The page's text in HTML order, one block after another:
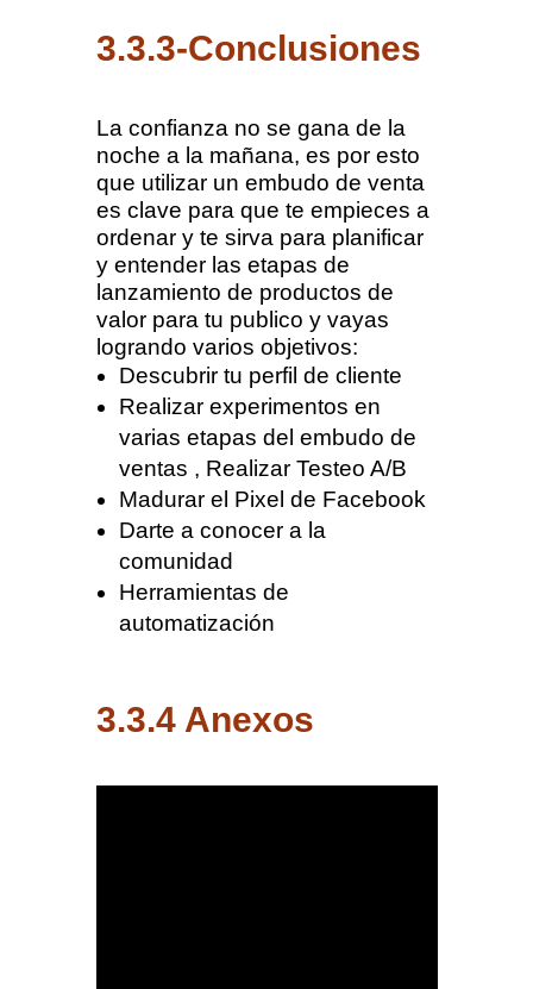
3.3.3-Conclusiones
La confianza no se gana de la
noche a la mañana, es por esto
que utilizar un embudo de venta
es clave para que te empieces a
ordenar y te sirva para planificar
y entender las etapas de
lanzamiento de productos de
valor para tu publico y vayas
logrando varios objetivos:
Descubrir tu perfil de cliente
Realizar experimentos en
varias etapas del embudo de
ventas , Realizar Testeo A/B
Madurar el Pixel de Facebook
Darte a conocer a la
comunidad
Herramientas de
automatización
3.3.4 Anexos